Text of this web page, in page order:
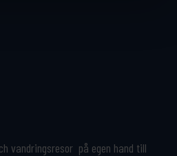
vandringsresor på egen hand till